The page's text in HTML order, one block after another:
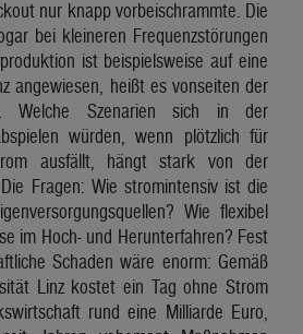
nur knapp vorbeischrammte. Die
bei kleineren Frequenzstörungen
ist beispielsweise auf eine
angewiesen, heißt es vonseiten der
Welche Szenarien sich in der
würden, wenn plötzlich für
ausfällt, hängt stark von der
Fragen: Wie stromintensiv ist die
Wie flexibel
im Hoch- und Herunterfahren? Fest
Schaden wäre enorm: Gemäß
Linz kostet ein Tag ohne Strom
rund eine Milliarde Euro,